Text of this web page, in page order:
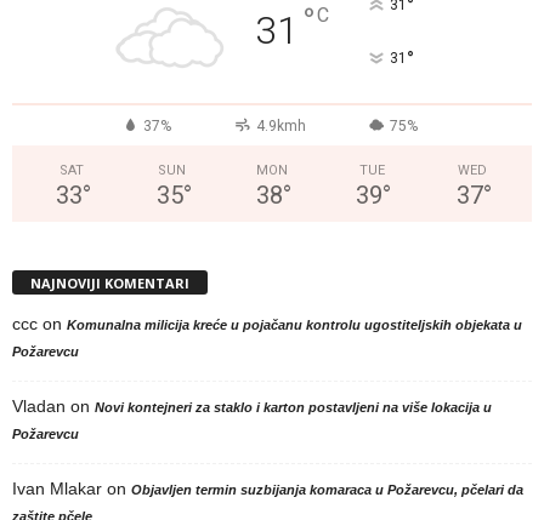
31 °C 31 °
31 °
37% 4.9kmh 75%
SAT
33°
SUN
35°
MON
38°
TUE
39°
WED
37°
NAJNOVIJI KOMENTARI
ccc on Komunalna milicija kreće u pojačanu kontrolu ugostiteljskih objekata u
Požarevcu
Vladan on Novi kontejneri za staklo i karton postavljeni na više lokacija u
Požarevcu
Ivan Mlakar on Objavljen termin suzbijanja komaraca u Požarevcu, pčelari da
zaštite pčele